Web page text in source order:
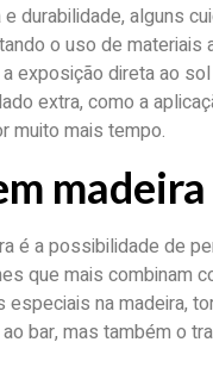
durabilidade, alguns
o uso de materiais
exposição direta ao
extra, como a
muito mais tempo.
madeira
é a possibilidade de
que mais combinam
na madeira,
bar, mas também o